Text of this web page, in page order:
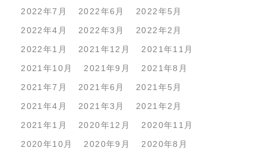
2022年7月
2022年6月
2022年5月
2022年4月
2022年3月
2022年2月
2022年1月
2021年12月
2021年11月
2021年10月
2021年9月
2021年8月
2021年7月
2021年6月
2021年5月
2021年4月
2021年3月
2021年2月
2021年1月
2020年12月
2020年11月
2020年10月
2020年9月
2020年8月